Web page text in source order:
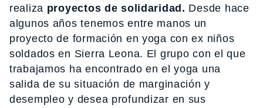
realiza proyectos de solidaridad. Desde hace
algunos años tenemos entre manos un
proyecto de formación en yoga con ex niños
soldados en Sierra Leona. El grupo con el que
trabajamos ha encontrado en el yoga una
salida de su situación de marginación y
desempleo y desea profundizar en sus